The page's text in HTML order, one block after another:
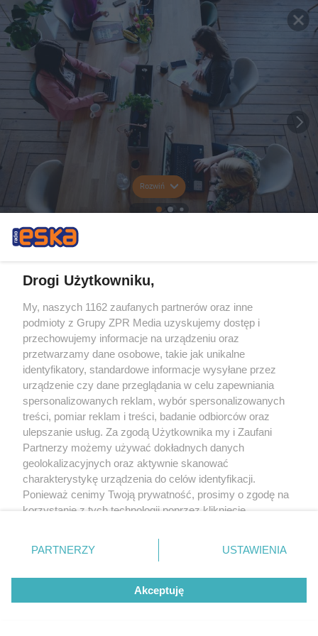
Rozwiń
Drogi Użytkowniku,
My, naszych 1162 zaufanych partnerów oraz inne
podmioty z Grupy ZPR Media uzyskujemy dostęp i
przechowujemy informacje na urządzeniu oraz
przetwarzamy dane osobowe, takie jak unikalne
identyfikatory, standardowe informacje wysyłane przez
urządzenie czy dane przeglądania w celu zapewniania
spersonalizowanych reklam, wybór spersonalizowanych
treści, pomiar reklam i treści, badanie odbiorców oraz
ulepszanie usług. Za zgodą Użytkownika my i Zaufani
Partnerzy możemy używać dokładnych danych
geolokalizacyjnych oraz aktywnie skanować
charakterystykę urządzenia do celów identyfikacji.
Ponieważ cenimy Twoją prywatność, prosimy o zgodę na
korzystanie z tych technologii poprzez kliknięcie
zmienić/wycofać klikając przycisk ustawień prywatności
znajdujący się w lewym dolnym rogu strony
rodzaje przetwarzania danych nie wymagają zgody
użytkownika, ale masz prawo sprzeciwić się takiemu
przetwarzaniu. Preferencje będą miały zastosowanie tylko
PARTNERZY USTAWIENIA
Akceptuję